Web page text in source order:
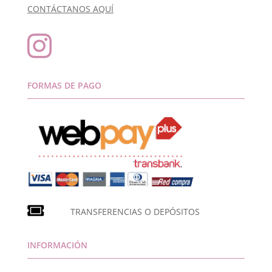
CONTÁCTANOS AQUÍ

FORMAS DE PAGO
TRANSFERENCIAS O DEPÓSITOS
INFORMACIÓN